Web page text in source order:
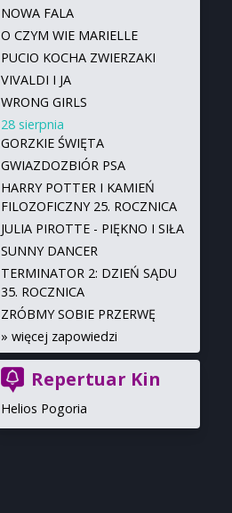
NOWA FALA
O CZYM WIE MARIELLE
PUCIO KOCHA ZWIERZAKI
VIVALDI I JA
WRONG GIRLS
28 sierpnia
GORZKIE ŚWIĘTA
GWIAZDOZBIÓR PSA
HARRY POTTER I KAMIEŃ
FILOZOFICZNY 25. ROCZNICA
JULIA PIROTTE - PIĘKNO I SIŁA
SUNNY DANCER
TERMINATOR 2: DZIEŃ SĄDU
35. ROCZNICA
ZRÓBMY SOBIE PRZERWĘ
» więcej zapowiedzi
Repertuar Kin
Helios Pogoria